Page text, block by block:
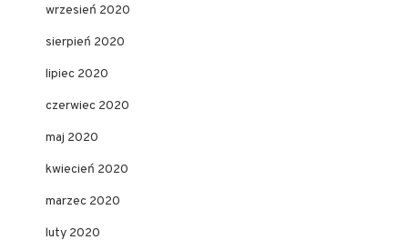
wrzesień 2020
sierpień 2020
lipiec 2020
czerwiec 2020
maj 2020
kwiecień 2020
marzec 2020
luty 2020